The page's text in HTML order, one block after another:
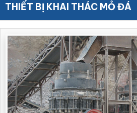
THIẾT BỊ KHAI THÁC MỎ ĐÁ